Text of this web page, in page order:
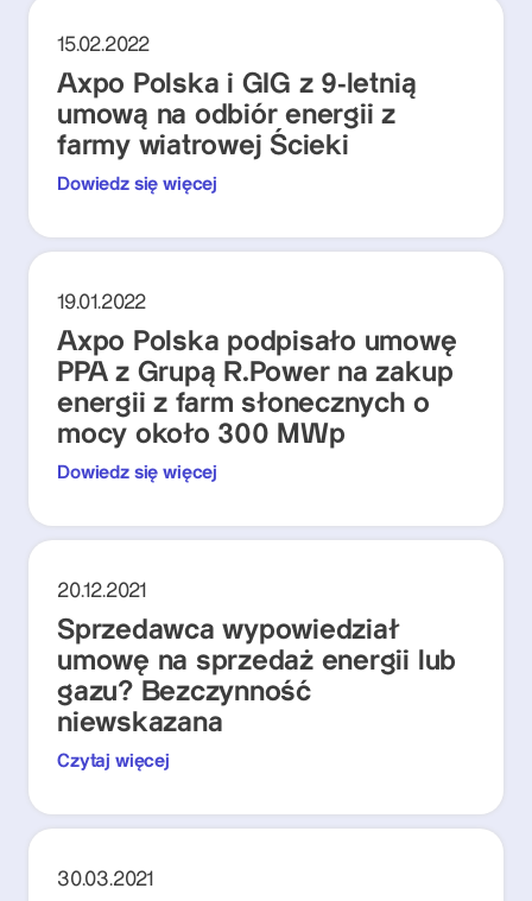
15.02.2022
Axpo Polska i GIG z 9-letnią
umową na odbiór energii z
farmy wiatrowej Ścieki
Dowiedz się więcej
19.01.2022
Axpo Polska podpisało umowę
PPA z Grupą R.Power na zakup
energii z farm słonecznych o
mocy około 300 MWp
Dowiedz się więcej
20.12.2021
Sprzedawca wypowiedział
umowę na sprzedaż energii lub
gazu? Bezczynność
niewskazana
Czytaj więcej
30.03.2021